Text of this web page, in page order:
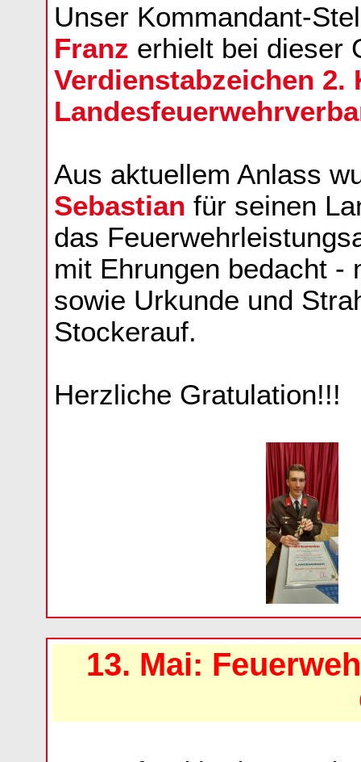
Unser Kommandant-
Franz erhielt bei dieser
Verdienstabzeichen 2.
Aus aktuellem Anlass
Sebastian für seinen
das
mit Ehrungen bedacht -
sowie Urkunde und
Stockerauf.
Herzliche Gratulation!!!
13. Mai: